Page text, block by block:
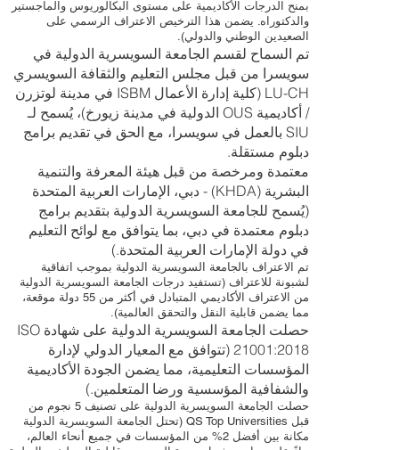
بمنح الدرجات الأكاديمية على مستوى البكالوريوس والماجستير
والدكتوراه. يضمن هذا الترخيص الاعتراف الرسمي على
الصعيدين الوطني والدولي).
تم السماح لقسم الجامعة السويسرية الدولية في
سويسرا من قبل مجلس التعليم والثقافة السويسري
LU-CH (كلية إدارة الأعمال ISBM في مدينة لوتزرن
/ أكاديمية OUS الدولية في مدينة زيورخ)، يُسمح لـ
SIU بالعمل في سويسرا، مع الحق في تقديم برامج
دبلوم مستقلة.
معتمدة ومرخصة من قبل هيئة المعرفة والتنمية
البشرية (KHDA) - دبي، الإمارات العربية المتحدة
(يُسمح للجامعة السويسرية الدولية بتقديم برامج
دبلوم معتمدة في دبي، بما يتوافق مع لوائح التعليم
في دولة الإمارات العربية المتحدة.)
تم الاعتراف بالجامعة السويسرية الدولية بموجب اتفاقية
لشبونة للاعتراف (تستفيد درجات الجامعة السويسرية الدولية
من الاعتراف الأكاديمي المتبادل في أكثر من 55 دولة موقعة،
مما يضمن قابلية النقل والتحقق العالمية).
حصلت الجامعة السويسرية الدولية على شهادة ISO
21001:2018 (تتوافق مع المعيار الدولي لإدارة
المؤسسات التعليمية، مما يضمن الجودة الأكاديمية
والشفافية المؤسسية ورضا المتعلمين.)
حصلت الجامعة السويسرية الدولية على تصنيف 5 نجوم من
قبل QS Top Universities (تحتل الجامعة السويسرية الدولية
مكانة بين أفضل 2% من المؤسسات في جميع أنحاء العالم،